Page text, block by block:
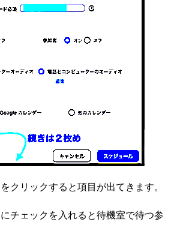
をクリックすると項目が出てきます。
にチェックを入れると待機室で待つ参